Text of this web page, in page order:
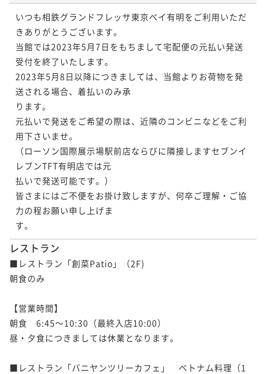
いつも相鉄グランドフレッサ東京ベイ有明をご利用いただ
きありがとうございます。
当館では2023年5月7日をもちまして宅配便の元払い発送
受付を終了いたします。
2023年5月8日以降につきましては、当館よりお荷物を発
送される場合、着払いのみ承
ります。
元払いで発送をご希望の際は、近隣のコンビニなどをご利
用下さいませ。
（ローソン国際展示場駅前店ならびに隣接しますセブンイ
レブンTFT有明店では元
払いで発送可能です。）
皆さまにはご不便をお掛け致しますが、何卒ご理解・ご協
力の程お願い申し上げま
す。
レストラン
■レストラン「創菜Patio」（2F)
朝食のみ
【営業時間】
朝食　6:45～10:30（最終入店10:00）
昼・夕食につきましては休業となります。
■レストラン「バニヤンツリーカフェ」　ベトナム料理（1